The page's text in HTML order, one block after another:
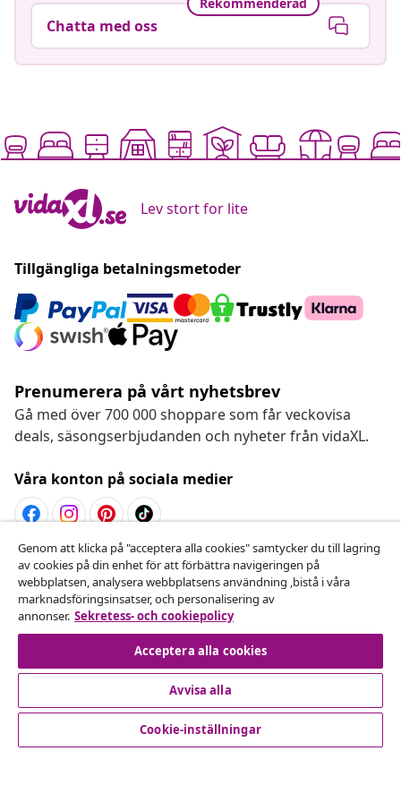
Rekommenderad
Chatta med oss
Lev stort for lite
Tillgängliga betalningsmetoder
Prenumerera på vårt nyhetsbrev
Gå med över 700 000 shoppare som får veckovisa
deals, säsongserbjudanden och nyheter från vidaXL.
Våra konton på sociala medier
Avbryta avtalet
Skicka in en begäran om uttag för din beställning.
Avbryta avtalet
Kundservice
Genom att klicka på "acceptera alla cookies" samtycker du till lagring
av cookies på din enhet för att förbättra navigeringen på
webbplatsen, analysera webbplatsens användning ,bistå i våra
marknadsföringsinsatser, och personalisering av
annonser. Sekretess- och cookiepolicy
Acceptera alla cookies
Avvisa alla
Cookie-inställningar